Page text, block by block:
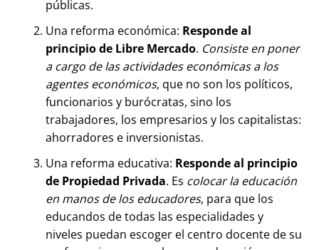
públicas.
Una reforma económica: Responde al
principio de Libre Mercado. Consiste en poner
a cargo de las actividades económicas a los
agentes económicos, que no son los políticos,
funcionarios y burócratas, sino los
trabajadores, los empresarios y los capitalistas:
ahorradores e inversionistas.
Una reforma educativa: Responde al principio
de Propiedad Privada. Es colocar la educación
en manos de los educadores, para que los
educandos de todas las especialidades y
niveles puedan escoger el centro docente de su